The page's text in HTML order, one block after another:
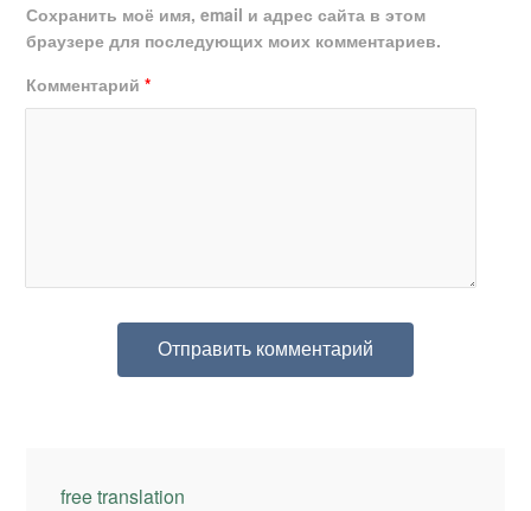
Сохранить моё имя, email и адрес сайта в этом
браузере для последующих моих комментариев.
Комментарий*
free translation